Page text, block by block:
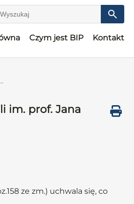
Czym jest BIP Kontakt
im. prof. Jana
ze zm.) uchwala się, co